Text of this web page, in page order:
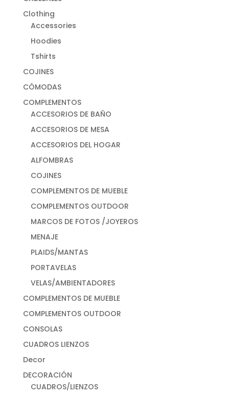
Clothing
Accessories
Hoodies
Tshirts
COJINES
CÓMODAS
COMPLEMENTOS
ACCESORIOS DE BAÑO
ACCESORIOS DE MESA
ACCESORIOS DEL HOGAR
ALFOMBRAS
COJINES
COMPLEMENTOS DE MUEBLE
COMPLEMENTOS OUTDOOR
MARCOS DE FOTOS /JOYEROS
MENAJE
PLAIDS/MANTAS
PORTAVELAS
VELAS/AMBIENTADORES
COMPLEMENTOS DE MUEBLE
COMPLEMENTOS OUTDOOR
CONSOLAS
CUADROS LIENZOS
Decor
DECORACIÓN
CUADROS/LIENZOS